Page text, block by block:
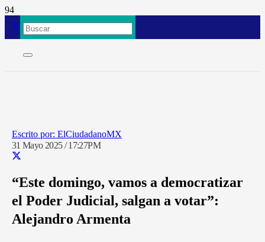
ElCiudadanoMX
31 Mayo 2025 / 17:27PM
“Este domingo, vamos a democratizar
el Poder Judicial, salgan a votar”:
Alejandro Armenta